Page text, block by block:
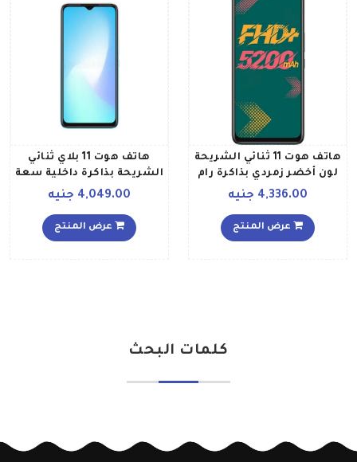
هاتف هوت 11 ثنائي الشريحة
لون أخضر زمردي بذاكرة رام
سعة 4 جيجابايت وذاكرة
ويدعم تقنية 4G LTE
4,336.00 جنيه
عرض المنتج
هاتف هوت 11 بلاي ثنائي
الشريحة بذاكرة داخلية سعة
64 جيجابايت وذاكرة رام
تقنية 4G LTE بلون أزرق
4,049.00 جنيه
عرض المنتج
كلمات البحث